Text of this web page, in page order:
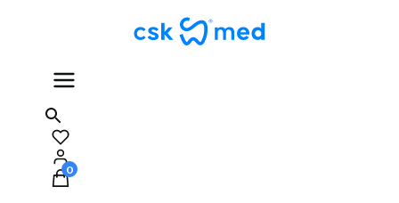
Produkty w koszyku: 0. Zobacz szczegóły